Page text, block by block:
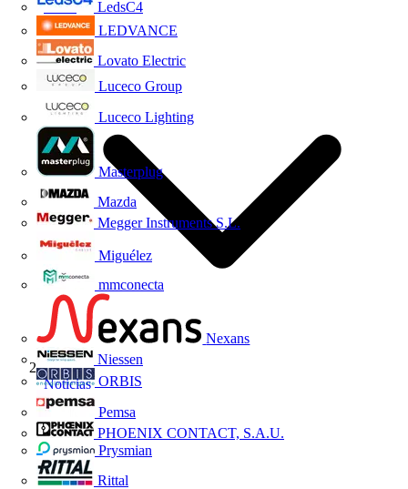
LedsC4
LEDVANCE
Lovato Electric
Luceco Group
Luceco Lighting
Masterplug
Mazda
Megger Instruments S.L.
Miguélez
mmconecta
Nexans
Niessen
ORBIS
Pemsa
PHOENIX CONTACT, S.A.U.
Prysmian
Rittal
Inicio
Noticias